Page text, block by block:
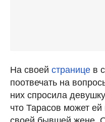
На своей странице в
поотвечать на
них спросила
что Тарасов может ей